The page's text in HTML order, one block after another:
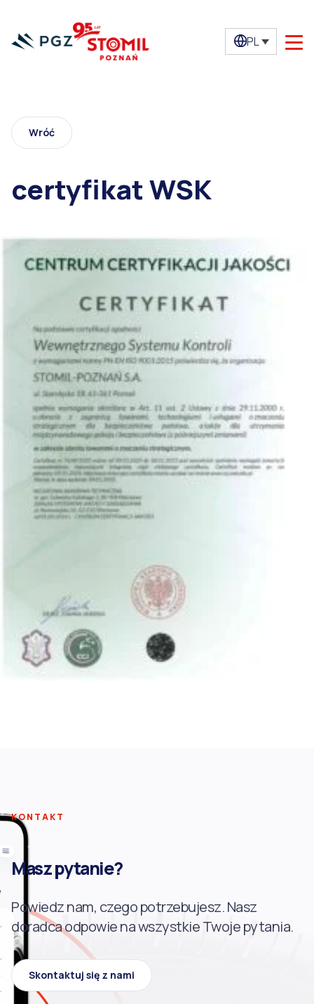
PL
Wróć
certyfikat WSK
KONTAKT
Masz pytanie?
Powiedz nam, czego potrzebujesz. Nasz
doradca odpowie na wszystkie Twoje pytania.
Skontaktuj się z nami